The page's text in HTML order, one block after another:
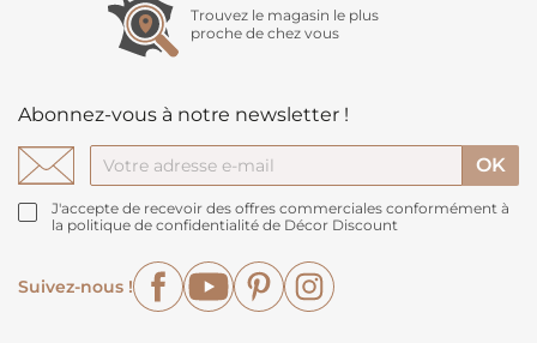
Trouvez le magasin le plus
proche de chez vous
Abonnez-vous à notre newsletter !
J'accepte de recevoir des offres commerciales conformément à
la politique de confidentialité de Décor Discount
Suivez-nous !
FacebookYouTubePinterest